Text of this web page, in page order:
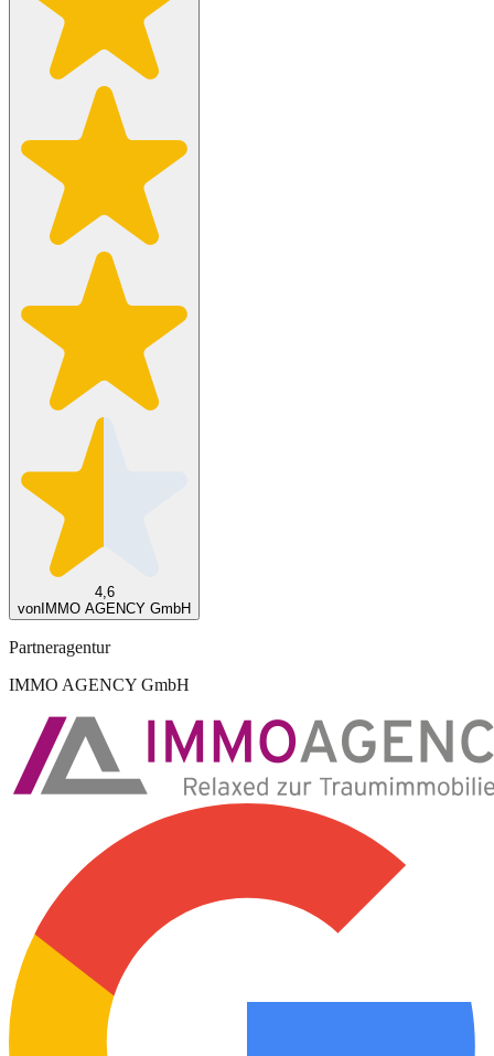
4,6
vonIMMO AGENCY GmbH
Partneragentur
IMMO AGENCY GmbH